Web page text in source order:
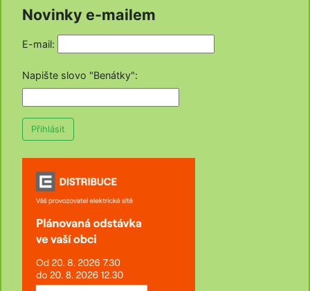
Novinky e-mailem
E-mail:
Napište slovo "Benátky":
Přihlásit